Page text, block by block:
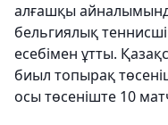
алғашқы
бельгиялық
есебімен ұтты.
биыл топырақ
осы төсеніште 10